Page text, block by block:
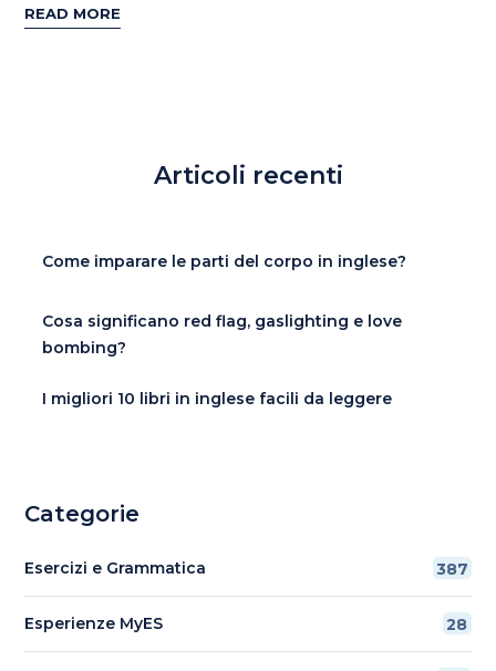
READ MORE
Articoli recenti
Come imparare le parti del corpo in inglese?
Cosa significano red flag, gaslighting e love
bombing?
I migliori 10 libri in inglese facili da leggere
Categorie
Esercizi e Grammatica 387
Esperienze MyES 28